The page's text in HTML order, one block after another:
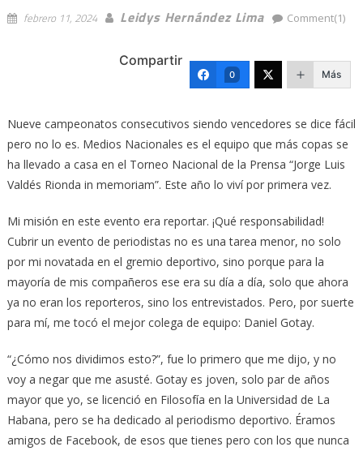
febrero 11, 2024 Leidys Hernández Lima Comment(1)
Compartir
0 Más
Nueve campeonatos consecutivos siendo vencedores se dice fácil
pero no lo es. Medios Nacionales es el equipo que más copas se
ha llevado a casa en el Torneo Nacional de la Prensa “Jorge Luis
Valdés Rionda in memoriam”. Este año lo viví por primera vez.
Mi misión en este evento era reportar. ¡Qué responsabilidad!
Cubrir un evento de periodistas no es una tarea menor, no solo
por mi novatada en el gremio deportivo, sino porque para la
mayoría de mis compañeros ese era su día a día, solo que ahora
ya no eran los reporteros, sino los entrevistados. Pero, por suerte
para mí, me tocó el mejor colega de equipo: Daniel Gotay.
“¿Cómo nos dividimos esto?”, fue lo primero que me dijo, y no
voy a negar que me asusté. Gotay es joven, solo par de años
mayor que yo, se licenció en Filosofía en la Universidad de La
Habana, pero se ha dedicado al periodismo deportivo. Éramos
amigos de Facebook, de esos que tienes pero con los que nunca